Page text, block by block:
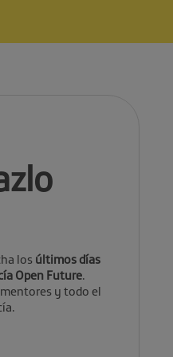
los últimos días
Open Future.
y todo el